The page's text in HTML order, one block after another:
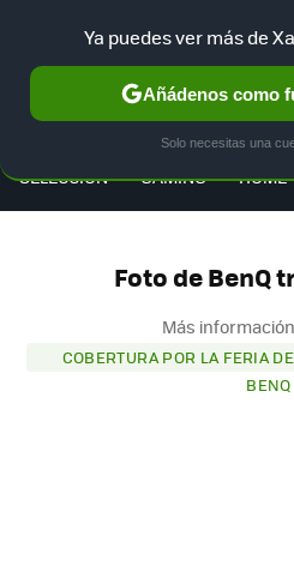
SELECCIÓN GAMING HOME
Foto de BenQ
Más
COBERTURA POR LA FERIA
BENQ
Ya puedes ver más de
Añádenos como
Solo necesitas una